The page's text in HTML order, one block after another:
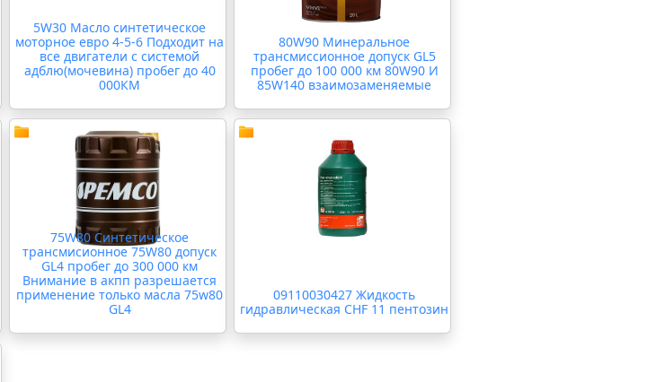
5W30 Масло синтетическое
моторное евро 4-5-6 Подходит на
все двигатели с системой
адблю(мочевина) пробег до 40
000КМ
80W90 Минеральное
трансмиссионное допуск GL5
пробег до 100 000 км 80W90 И
85W140 взаимозаменяемые
75W80 Синтетическое
трансмисионное 75W80 допуск
GL4 пробег до 300 000 км
Внимание в акпп разрешается
применение только масла 75w80
GL4
09110030427 Жидкость
гидравлическая CHF 11 пентозин